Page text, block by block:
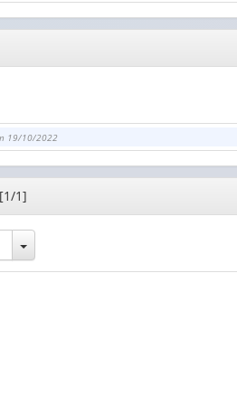
19/10/2022
1]
Toggle Dropdown